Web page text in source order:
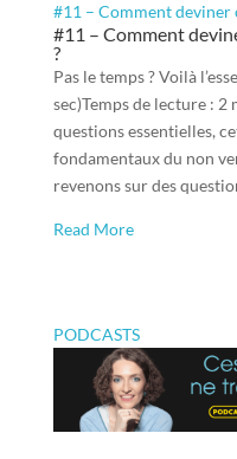
#11 – Comment deviner
#11 – Comment
?
Pas le temps ? Voilà
sec)Temps de lecture : 2
questions essentielles,
fondamentaux du non
revenons sur des
Read More
PODCASTS